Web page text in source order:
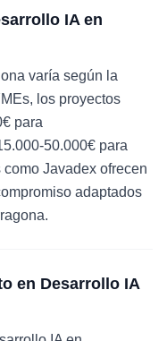
IA en
varía según la
los proyectos
para
50.000€ para
Javadex ofrecen
adaptados
en Desarrollo IA